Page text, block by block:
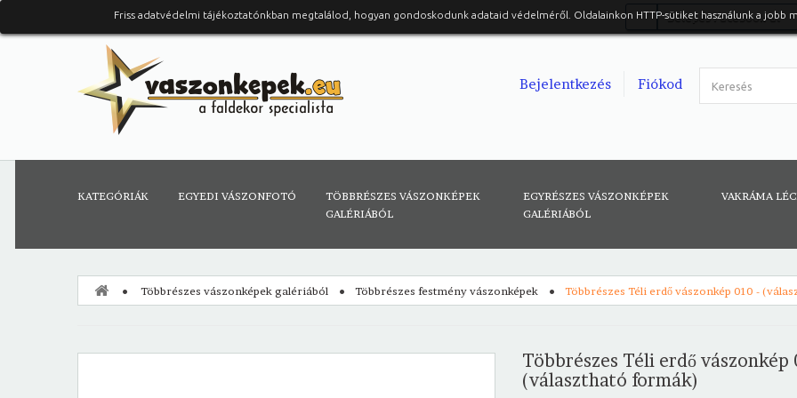
Belépés Facebook-al
Fiókod
Bejelentkezés
KATEGÓRIÁK EGYEDI VÁSZONFOTÓ
TÖBBRÉSZES VÁSZONKÉPEK
GALÉRIÁBÓL
EGYRÉSZES VÁSZONKÉPEK
GALÉRIÁBÓL
VAKRÁMA
Friss adatvédelmi tájékoztatónkban megtalálod, hogyan gondoskodunk adataid védelméről. Oldalainkon HTTP-sütiket használunk a jobb
Többrészes vászonképek galériából Többrészes festmény vászonképek Többrészes Téli erdő vászonkép 010 -
Többrészes Téli erdő vászonkép
(választható formák)